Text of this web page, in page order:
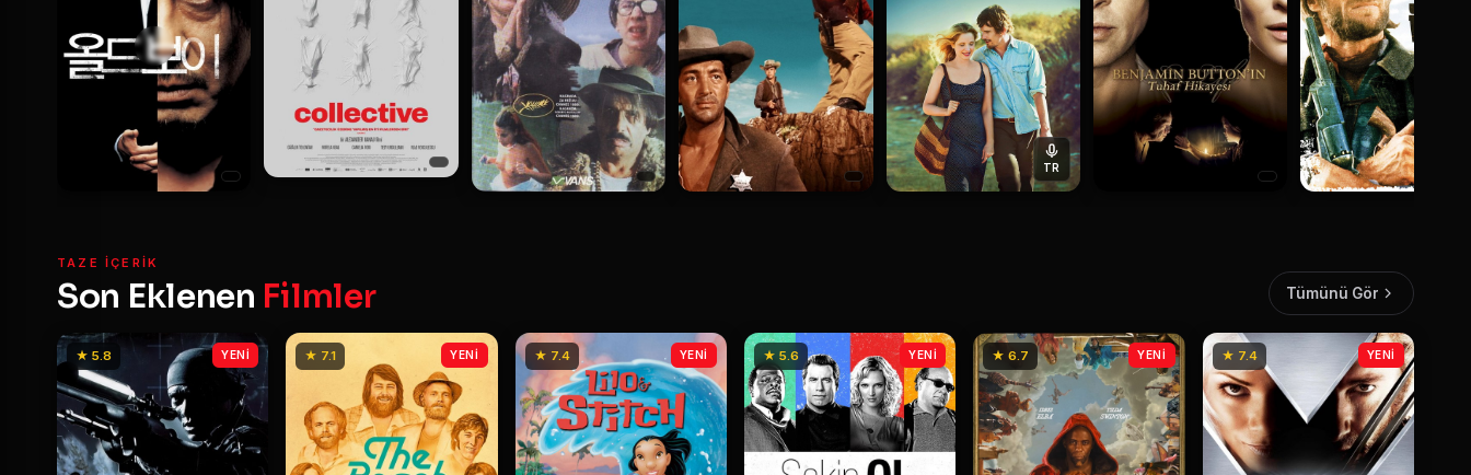
TR
TAZE IÇERIK
Son Eklenen Filmler Tümünü Gör
★ 5.8 YENİ ★ 7.1 YENİ ★ 7.4 YENİ ★ 5.6 YENİ ★ 6.7 YENİ ★ 7.4 YENİ